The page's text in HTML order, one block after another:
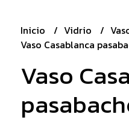
Inicio Vidrio
Vaso Casablanca
Vaso